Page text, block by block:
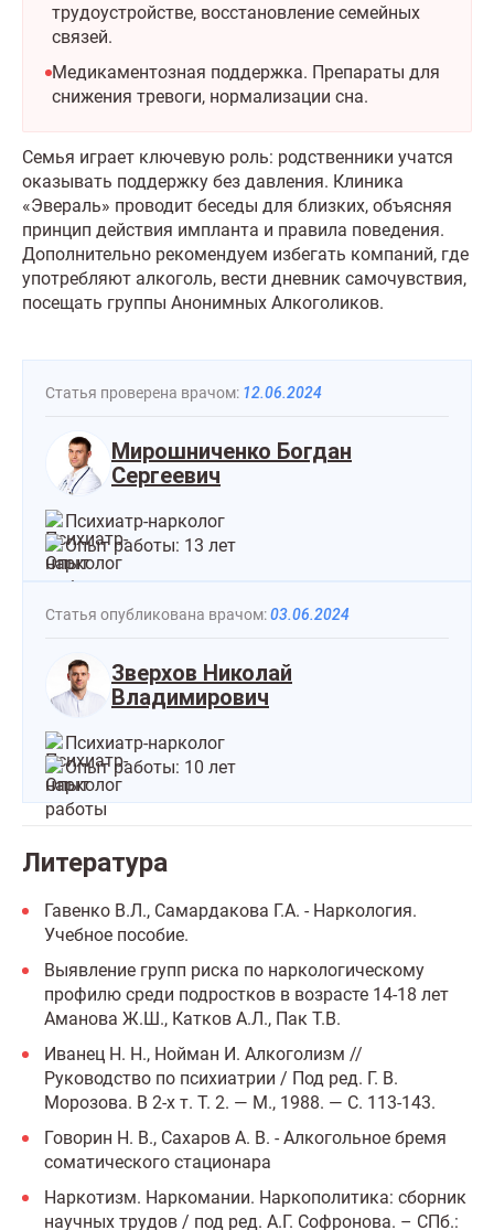
трудоустройстве, восстановление семейных
связей.
Медикаментозная поддержка. Препараты для
снижения тревоги, нормализации сна.
Семья играет ключевую роль: родственники учатся
оказывать поддержку без давления. Клиника
«Эвераль» проводит беседы для близких, объясняя
принцип действия импланта и правила поведения.
Дополнительно рекомендуем избегать компаний, где
употребляют алкоголь, вести дневник самочувствия,
посещать группы Анонимных Алкоголиков.
Статья проверена врачом: 12.06.2024
Мирошниченко Богдан
Сергеевич
Психиатр-нарколог
Опыт работы: 13 лет
Статья опубликована врачом:03.06.2024
Зверхов Николай
Владимирович
Психиатр-нарколог
Опыт работы: 10 лет
Литература
Гавенко В.Л., Самардакова Г.А. - Наркология.
Учебное пособие.
Выявление групп риска по наркологическому
профилю среди подростков в возрасте 14-18 лет
Аманова Ж.Ш., Катков А.Л., Пак Т.В.
Иванец Н. Н., Нойман И. Алкоголизм //
Руководство по психиатрии / Под ред. Г. В.
Морозова. В 2-х т. Т. 2. — М., 1988. — С. 113-143.
Говорин Н. В., Сахаров А. В. - Алкогольное бремя
соматического стационара
Наркотизм. Наркомании. Наркополитика: сборник
научных трудов / под ред. А.Г. Софронова. – СПб.: